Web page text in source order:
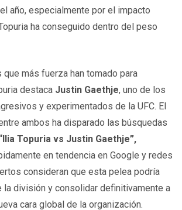
año, especialmente por el impacto
ha conseguido dentro del peso
que más fuerza han tomado para
destaca Justin Gaethje, uno de los
y experimentados de la UFC. El
ambos ha disparado las búsquedas
Topuria vs Justin Gaethje”,
en tendencia en Google y redes
consideran que esta pelea podría
la división y consolidar definitivamente a
cara global de la organización.